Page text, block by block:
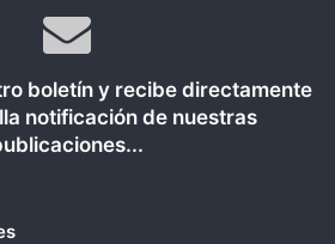
boletín y recibe directamente
notificación de nuestras